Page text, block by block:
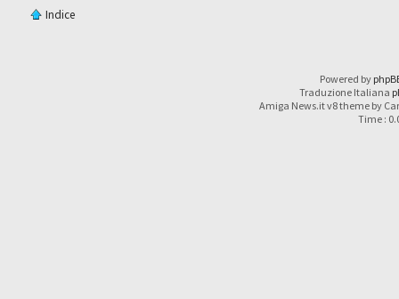
Indice
Powered by
Traduzione Italiana
Amiga News.it v8 theme by
Time :